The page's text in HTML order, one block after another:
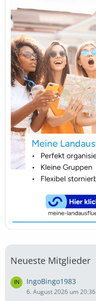
Neueste Mitglieder
IngoBingo1983
6. August 2026 um 20:36